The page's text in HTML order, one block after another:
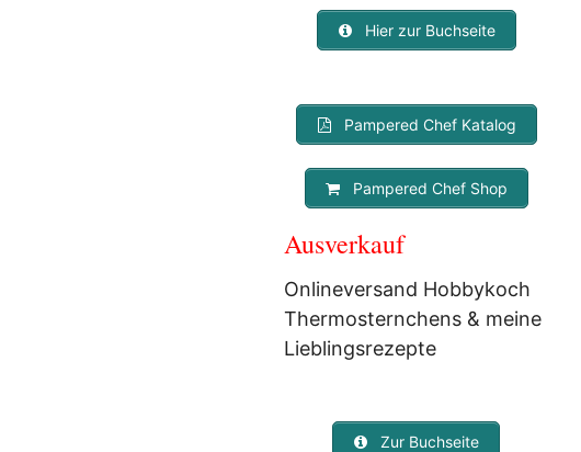
werdenNICHTan Dritte
weitergegeben und dienen nur
für diesen Service!
Hier zur Buchseite
Pampered Chef Katalog
Pampered Chef Shop
Ausverkauf
Onlineversand Hobbykoch
Thermosternchens & meine
Lieblingsrezepte
Zur Buchseite